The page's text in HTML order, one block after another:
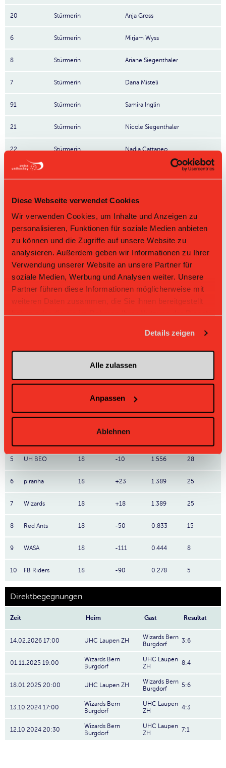
Diese Webseite verwendet Cookies
Wir verwenden Cookies, um Inhalte und Anzeigen zu
personalisieren, Funktionen für soziale Medien anbieten
zu können und die Zugriffe auf unsere Website zu
analysieren. Außerdem geben wir Informationen zu Ihrer
Verwendung unserer Website an unsere Partner für
soziale Medien, Werbung und Analysen weiter. Unsere
Partner führen diese Informationen möglicherweise mit
weiteren Daten zusammen, die Sie ihnen bereitgestellt
Details zeigen
Alle zulassen
Anpassen
Ablehnen
20 Stürmerin Anja Gross
6 Stürmerin Mirjam Wyss
8 Stürmerin Ariane Siegenthaler
7 Stürmerin Dana Misteli
91 Stürmerin Samira Inglin
21 Stürmerin Nicole Siegenthaler
22 Stürmerin Nadia Cattaneo
18
82 Stürmerin Annika Morf
80 Stürmerin Lisa Willener
69 Ina Leminen
Nr: Nummer
Tabelle Damen GF L-UPL Gruppe 1 2024/25 per
08.08.2026
+101
3 Skorps 18 +40 2.111 38
5 UH BEO 18 -10 1.556 28
6 piranha 18 +23 1.389 25
7 Wizards 18 +18 1.389 25
8 Red Ants 18 -50 0.833 15
9 WASA 18 -111 0.444 8
10 FB Riders 18 -90 0.278 5
Direktbegegnungen
Zeit Heim Gast Resultat
14.02.2026 17:00 UHC Laupen ZH
Wizards Bern
Burgdorf
3:6
01.11.2025 19:00
Wizards Bern
Burgdorf
UHC Laupen
ZH
8:4
18.01.2025 20:00 UHC Laupen ZH
Wizards Bern
Burgdorf
5:6
13.10.2024 17:00
Wizards Bern
Burgdorf
UHC Laupen
ZH
4:3
12.10.2024 20:30
Wizards Bern
Burgdorf
UHC Laupen
ZH
7:1